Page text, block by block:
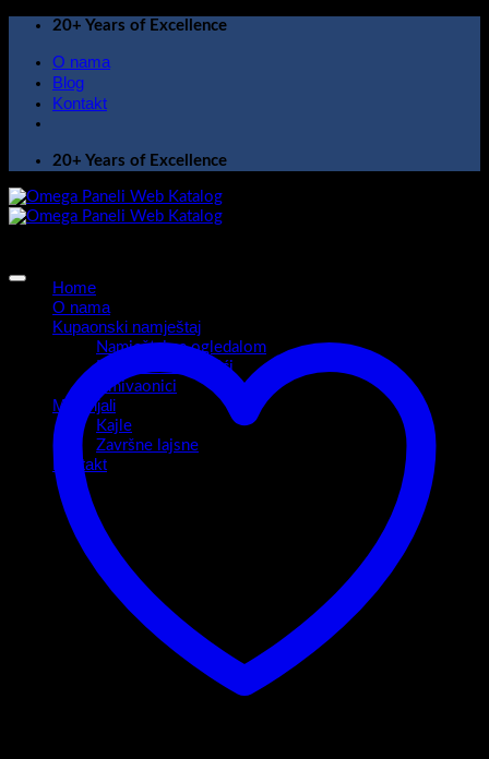
Skip
content
20+ Years of Excellence
O nama
Blog
Kontakt
20+ Years of Excellence
Home
O nama
Kupaonski namještaj
Namještaj sa ogledalom
Kupaonski ormarići
Umivaonici
Materijali
Kajle
Završne lajsne
Kontakt